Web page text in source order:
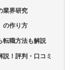
業界研究
の作り方
転職方法も解説
！評判・口コミ